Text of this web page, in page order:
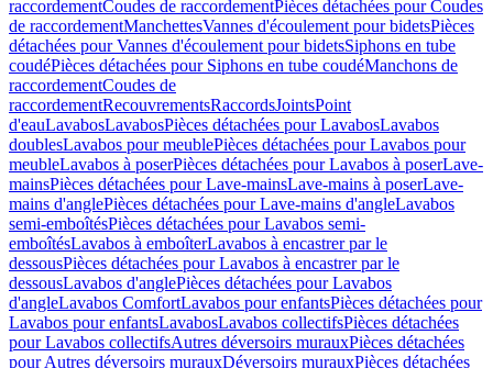
raccordementCoudes de raccordementPièces détachées pour Coudes
de raccordementManchettesVannes d'écoulement pour bidetsPièces
détachées pour Vannes d'écoulement pour bidetsSiphons en tube
coudéPièces détachées pour Siphons en tube coudéManchons de
raccordementCoudes de
raccordementRecouvrementsRaccordsJointsPoint
d'eauLavabosLavabosPièces détachées pour LavabosLavabos
doublesLavabos pour meublePièces détachées pour Lavabos pour
meubleLavabos à poserPièces détachées pour Lavabos à poserLave-
mainsPièces détachées pour Lave-mainsLave-mains à poserLave-
mains d'anglePièces détachées pour Lave-mains d'angleLavabos
semi-emboîtésPièces détachées pour Lavabos semi-
emboîtésLavabos à emboîterLavabos à encastrer par le
dessousPièces détachées pour Lavabos à encastrer par le
dessousLavabos d'anglePièces détachées pour Lavabos
d'angleLavabos ComfortLavabos pour enfantsPièces détachées pour
Lavabos pour enfantsLavabosLavabos collectifsPièces détachées
pour Lavabos collectifsAutres déversoirs murauxPièces détachées
pour Autres déversoirs murauxDéversoirs murauxPièces détachées